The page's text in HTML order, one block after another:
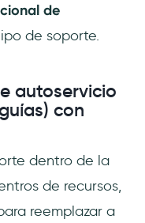
de
de soporte.
autoservicio
con
dentro de la
de recursos,
reemplazar a